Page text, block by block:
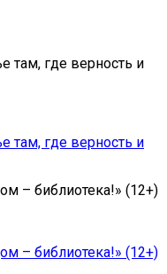
там, где верность и
там, где верность и
– библиотека!» (12+)
– библиотека!» (12+)